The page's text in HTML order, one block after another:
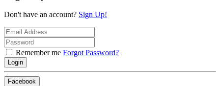
Don't have an account? Sign Up!
Remember me Forgot Password?
Login
Facebook